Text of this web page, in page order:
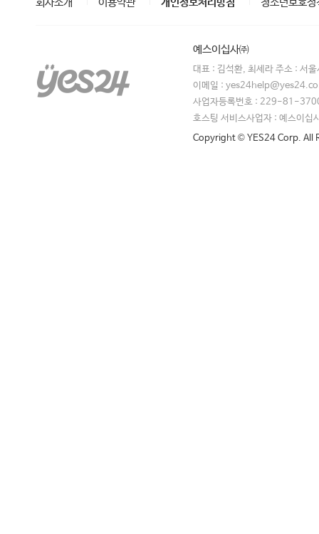
회사소개 이용약관 개인정보처리방침 청소년보호정
예스이십사㈜
대표 : 김석환, 최세라 주소 : 서
이메일 :
사업자등록번호 : 229-81-
호스팅 서비스사업자 : 예스이십
Copyright © YES24 Corp. All